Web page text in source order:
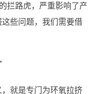
拦路虎，严重影响了产
些问题，我们需要借
就是专门为环氧拉挤